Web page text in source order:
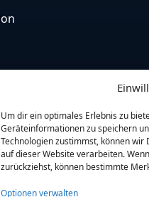
Um dir ein optimales Erlebnis zu
Geräteinformationen zu speichern
Technologien zustimmst, können
auf dieser Website verarbeiten.
zurückziehst, können bestimmte
Optionen verwalten